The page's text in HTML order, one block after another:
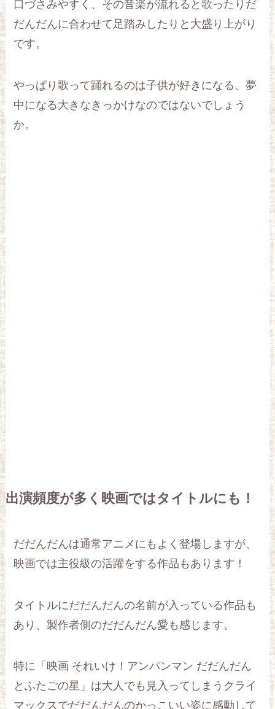
口づさみやすく、その音楽が流れると歌ったりだ
だんだんに合わせて足踏みしたりと大盛り上がり
です。
やっぱり歌って踊れるのは子供が好きになる、夢
中になる大きなきっかけなのではないでしょう
か。
出演頻度が多く映画ではタイトルにも！
だだんだんは通常アニメにもよく登場しますが、
映画では主役級の活躍をする作品もあります！
タイトルにだだんだんの名前が入っている作品も
あり、製作者側のだだんだん愛も感じます。
特に「映画 それいけ！アンパンマン だだんだん
とふたごの星」は大人でも見入ってしまうクライ
マックスでだだんだんのかっこいい姿に感動して